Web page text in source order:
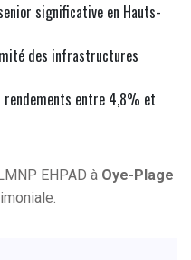
significative en Hauts-
des infrastructures
rendements entre 4,8% et
EHPAD à Oye-Plage